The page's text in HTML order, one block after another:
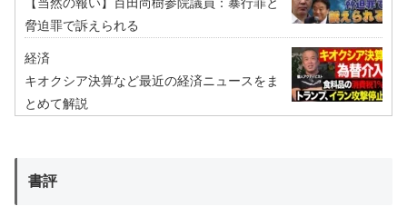
脅迫罪で訴えられる
経済
キオクシア決算など最近の経済ニュースをま
とめて解説
書評